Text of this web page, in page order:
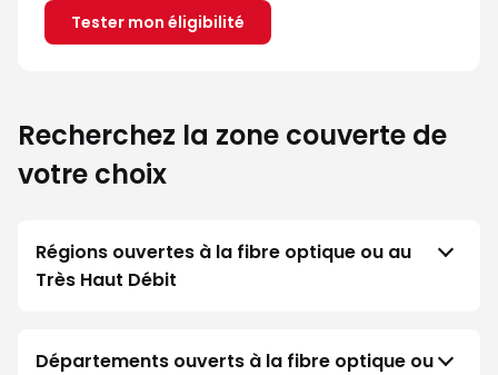
Tester mon éligibilité
Recherchez la zone couverte de
votre choix
Régions ouvertes à la fibre optique ou au
Très Haut Débit
Départements ouverts à la fibre optique ou